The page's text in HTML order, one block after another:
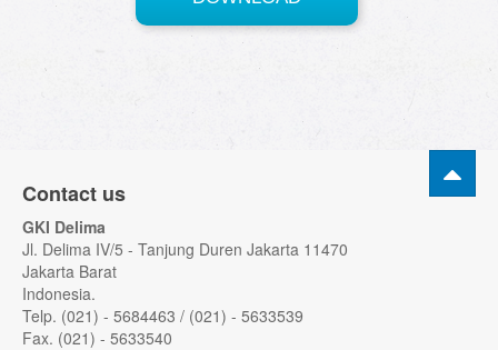
Contact us
GKI Delima
Jl. Delima IV/5 - Tanjung Duren Jakarta 11470
Jakarta Barat
Indonesia.
Telp. (021) - 5684463 / (021) - 5633539
Fax. (021) - 5633540